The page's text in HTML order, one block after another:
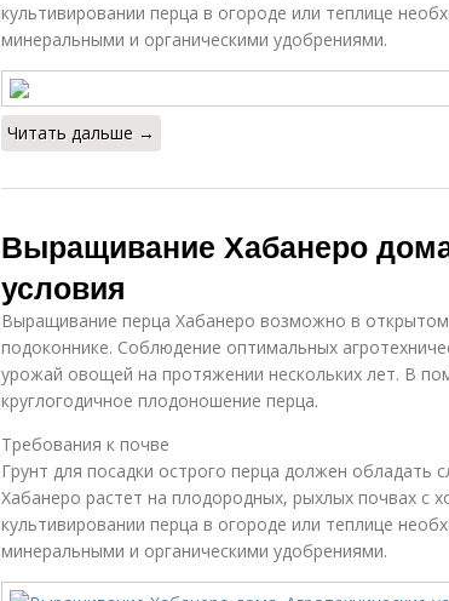
культивировании перца в огороде или теплице
минеральными и органическими удобрениями.
Читать дальше →
Выращивание Хабанеро
условия
Выращивание перца Хабанеро возможно в
подоконнике. Соблюдение оптимальных
урожай овощей на протяжении нескольких лет. В
круглогодичное плодоношение перца.
Требования к почве
Грунт для посадки острого перца должен обладать
Хабанеро растет на плодородных, рыхлых почвах с
культивировании перца в огороде или теплице
минеральными и органическими удобрениями.